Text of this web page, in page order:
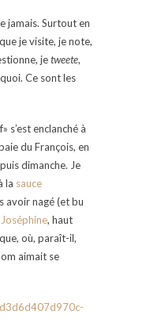
jamais. Surtout en
je visite, je note,
jetweete,
Ce sont les
s’est enclanché à
du François, en
dimanche. Je
la sauce
avoir nagé (et bu
, haut
où, paraît-il,
aimait se